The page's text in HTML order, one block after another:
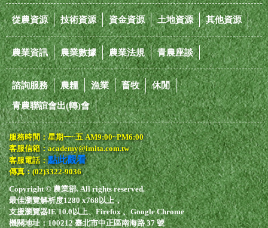
從農資源 技術資源 資金資源 土地資源 其他資源
農業資訊 農業數據 農業法規 青農座談
諮詢服務 農糧 漁業 畜牧 休閒
青農聯誼會出(轉)會
服務時間：星期一~五 AM9:00~PM6:00
客服信箱：academy@imita.com.tw
客服電話：點此觀看
傳真：(02)3322-9036
Copyright © 農業部. All rights reserved.
最佳瀏覽解析度1280 x768以上，
支援瀏覽器IE 10.0以上、Firefox 、Google Chrome
機關地址：100212 臺北市中正區南海路 37 號